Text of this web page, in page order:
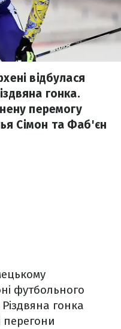
відбулася
гонка.
перемогу
Сімон та Фаб'єн
футбольного
гонка
перегони